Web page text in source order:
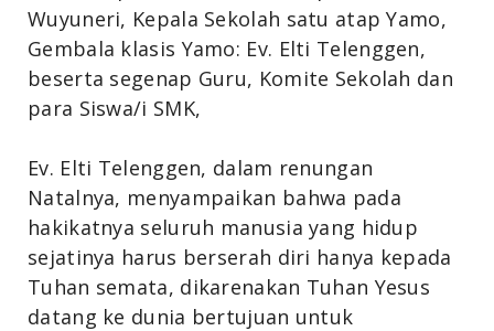
Wuyuneri, Kepala Sekolah satu atap Yamo,
Gembala klasis Yamo: Ev. Elti Telenggen,
beserta segenap Guru, Komite Sekolah dan
para Siswa/i SMK,
Ev. Elti Telenggen, dalam renungan
Natalnya, menyampaikan bahwa pada
hakikatnya seluruh manusia yang hidup
sejatinya harus berserah diri hanya kepada
Tuhan semata, dikarenakan Tuhan Yesus
datang ke dunia bertujuan untuk